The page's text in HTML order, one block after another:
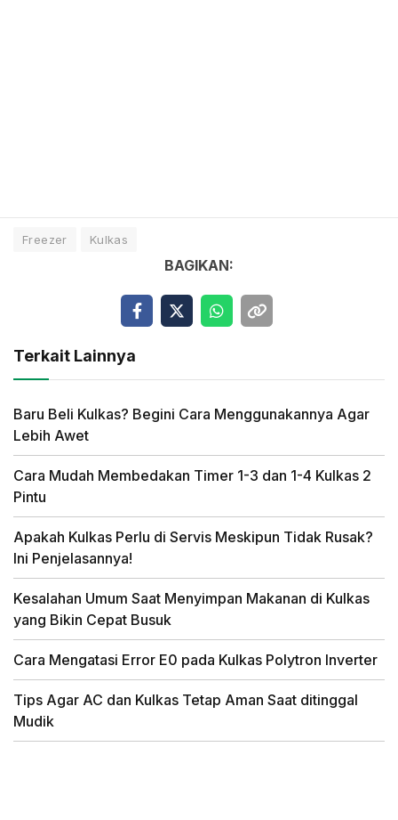
Freezer Kulkas
BAGIKAN:
Terkait Lainnya
Baru Beli Kulkas? Begini Cara Menggunakannya Agar
Lebih Awet
Cara Mudah Membedakan Timer 1-3 dan 1-4 Kulkas 2
Pintu
Apakah Kulkas Perlu di Servis Meskipun Tidak Rusak?
Ini Penjelasannya!
Kesalahan Umum Saat Menyimpan Makanan di Kulkas
yang Bikin Cepat Busuk
Cara Mengatasi Error E0 pada Kulkas Polytron Inverter
Tips Agar AC dan Kulkas Tetap Aman Saat ditinggal
Mudik